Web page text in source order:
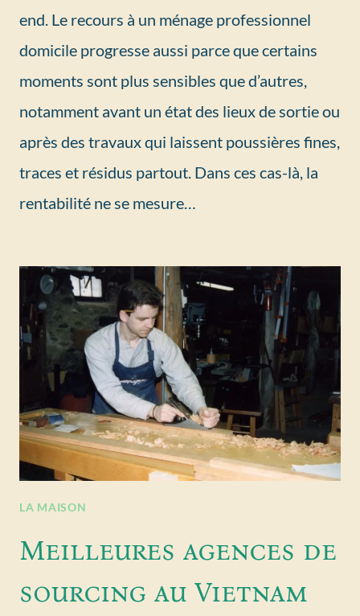
end. Le recours à un ménage professionnel
domicile progresse aussi parce que certains
moments sont plus sensibles que d’autres,
notamment avant un état des lieux de sortie ou
après des travaux qui laissent poussières fines,
traces et résidus partout. Dans ces cas-là, la
rentabilité ne se mesure…
LA MAISON
Meilleures agences de
sourcing au Vietnam